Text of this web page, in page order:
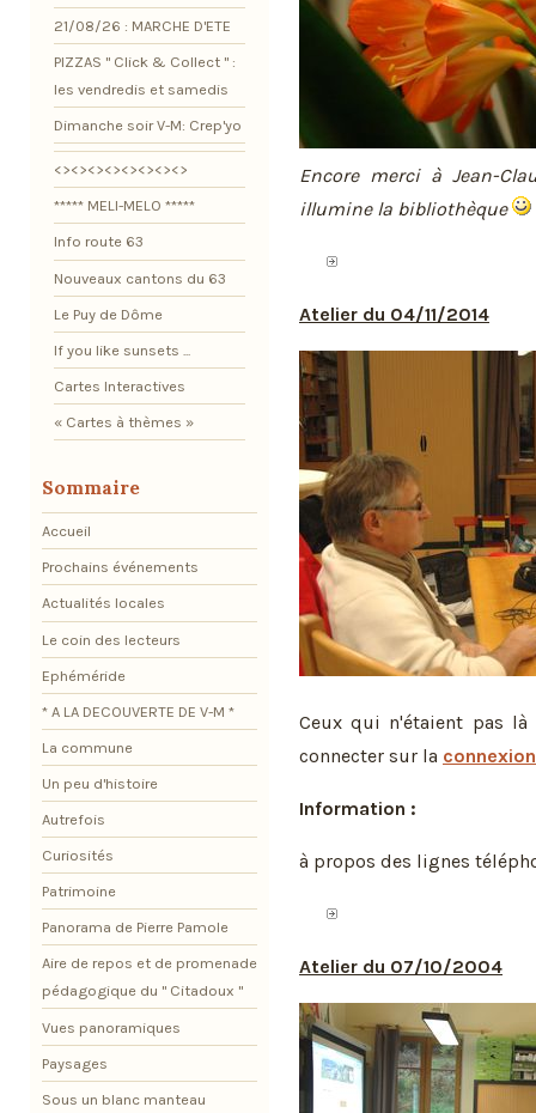
Encore merci à Jean-
illumine la bibliothèque
Atelier du 04/11/2014
Ceux qui n'étaient pas
connecter sur la
Information :
à propos des lignes
Atelier du 07/10/2004
21/08/26 : MARCHE D'ETE
PIZZAS " Click & Collect " :
les vendredis et samedis
Dimanche soir V-M: Crep'yo
<><><><><><><><>
***** MELI-MELO *****
Info route 63
Nouveaux cantons du 63
Le Puy de Dôme
If you like sunsets ...
Cartes Interactives
« Cartes à thèmes »
Sommaire
Accueil
Prochains événements
Actualités locales
Le coin des lecteurs
Ephéméride
* A LA DECOUVERTE DE V-M *
La commune
Un peu d'histoire
Autrefois
Curiosités
Patrimoine
Panorama de Pierre Pamole
Aire de repos et de promenade
pédagogique du " Citadoux "
Vues panoramiques
Paysages
Sous un blanc manteau